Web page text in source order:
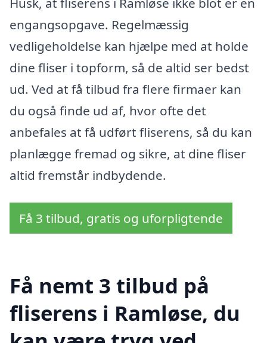
engangsopgave. Regelmæssig
vedligeholdelse kan hjælpe med at holde
dine fliser i topform, så de altid ser bedst
ud. Ved at få tilbud fra flere firmaer kan
du også finde ud af, hvor ofte det
anbefales at få udført fliserens, så du kan
planlægge fremad og sikre, at dine fliser
altid fremstår indbydende.
Få 3 tilbud, gratis og uforpligtende
Få nemt 3 tilbud på
fliserens i Ramløse, du